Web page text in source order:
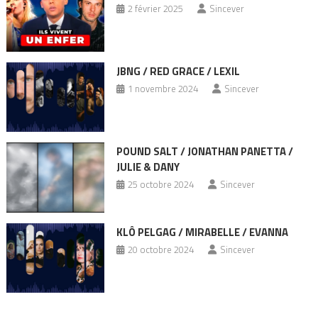
2 février 2025 Sincever
JBNG / RED GRACE / LEXIL
1 novembre 2024 Sincever
POUND SALT / JONATHAN PANETTA /
JULIE & DANY
25 octobre 2024 Sincever
KLÔ PELGAG / MIRABELLE / EVANNA
20 octobre 2024 Sincever